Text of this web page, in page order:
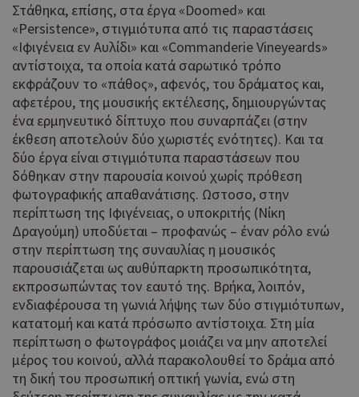
Στάθηκα, επίσης, στα έργα «Doomed» και
«Persistence», στιγμιότυπα από τις παραστάσεις
«Ιφιγένεια εν Αυλίδι» και «Commanderie Vineyeards»
αντίστοιχα, τα οποία κατά σαρωτικό τρόπο
εκφράζουν το «πάθος», αφενός, του δράματος και,
αφετέρου, της μουσικής εκτέλεσης, δημιουργώντας
ένα ερμηνευτικό δίπτυχο που συναρπάζει (στην
έκθεση αποτελούν δύο χωριστές ενότητες). Και τα
δύο έργα είναι στιγμιότυπα παραστάσεων που
δόθηκαν στην παρουσία κοινού χωρίς πρόθεση
φωτογραφικής απαθανάτισης. Ωστοσο, στην
περίπτωση της Ιφιγένειας, ο υποκριτής (Νίκη
Δραγούμη) υποδύεται – προφανώς – έναν ρόλο ενώ
στην περίπτωση της συναυλίας η μουσικός
παρουσιάζεται ως αυθύπαρκτη προσωπικότητα,
εκπροσωπώντας τον εαυτό της. Βρήκα, λοιπόν,
ενδιαφέρουσα τη γωνιά λήψης των δύο στιγμιότυπων,
κατατομή και κατά πρόσωπο αντίστοιχα. Στη μία
περίπτωση ο φωτογράφος μοιάζει να μην αποτελεί
μέρος του κοινού, αλλά παρακολουθεί το δράμα από
τη δική του προσωπική οπτική γωνία, ενώ στη